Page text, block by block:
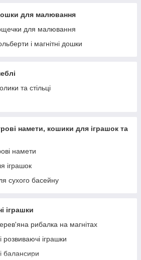
для малювання
для малювання
і магнітні дошки
та стільці
намети, кошики для іграшок та
намети
іграшок
сухого басейну
іграшки
рибалка на магнітах
розвиваючі іграшки
балансири